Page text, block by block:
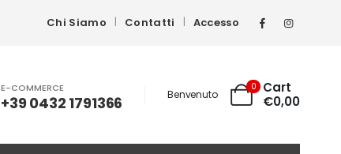
Chi Siamo Contatti Accesso
E-COMMERCE
+39 0432 1791366 Benvenuto
0
Cart
€0,00